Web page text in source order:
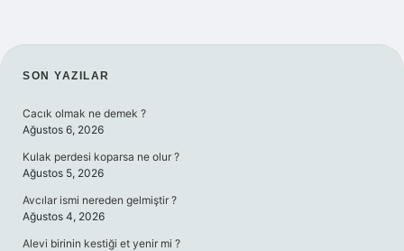
SIDEBAR
SON YAZILAR
Cacık olmak ne demek ?
Ağustos 6, 2026
Kulak perdesi koparsa ne olur ?
Ağustos 5, 2026
Avcılar ismi nereden gelmiştir ?
Ağustos 4, 2026
Alevi birinin kestiği et yenir mi ?